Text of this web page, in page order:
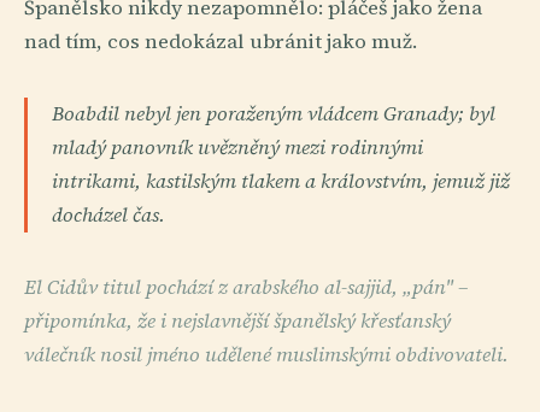
Španělsko nikdy nezapomnělo: pláčeš jako žena
nad tím, cos nedokázal ubránit jako muž.
Boabdil nebyl jen poraženým vládcem Granady; byl
mladý panovník uvězněný mezi rodinnými
intrikami, kastilským tlakem a královstvím, jemuž již
docházel čas.
El Cidův titul pochází z arabského al-sajjid, „pán" –
připomínka, že i nejslavnější španělský křesťanský
válečník nosil jméno udělené muslimskými obdivovateli.